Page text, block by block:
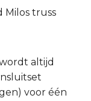
Milos truss
altijd
voor één